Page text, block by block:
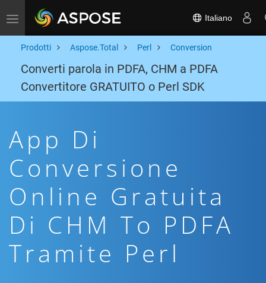
Toggle navigation Italiano
Prodotti Aspose.Total Perl Conversion
Converti parola in PDFA, CHM a PDFA
Convertitore GRATUITO o Perl SDK
App Di
Conversione
Online Gratuita
Di CHM To PDFA
Tramite Perl